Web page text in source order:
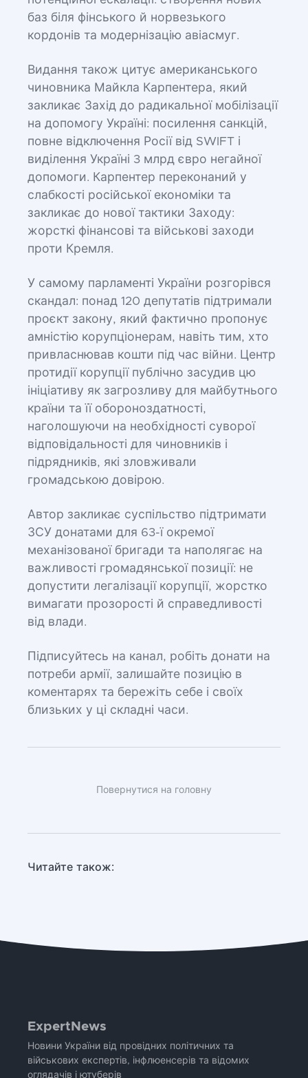
баз біля фінського й норвезького
кордонів та модернізацію авіасмуг.
Видання також цитує американського
чиновника Майкла Карпентера, який
закликає Захід до радикальної мобілізації
на допомогу Україні: посилення санкцій,
повне відключення Росії від SWIFT і
виділення Україні 3 млрд євро негайної
допомоги. Карпентер переконаний у
слабкості російської економіки та
закликає до нової тактики Заходу:
жорсткі фінансові та військові заходи
проти Кремля.
У самому парламенті України розгорівся
скандал: понад 120 депутатів підтримали
проєкт закону, який фактично пропонує
амністію корупціонерам, навіть тим, хто
привласнював кошти під час війни. Центр
протидії корупції публічно засудив цю
ініціативу як загрозливу для майбутнього
країни та її обороноздатності,
наголошуючи на необхідності суворої
відповідальності для чиновників і
підрядників, які зловживали
громадською довірою.
Автор закликає суспільство підтримати
ЗСУ донатами для 63-ї окремої
механізованої бригади та наполягає на
важливості громадянської позиції: не
допустити легалізації корупції, жорстко
вимагати прозорості й справедливості
від влади.
Підписуйтесь на канал, робіть донати на
потреби армії, залишайте позицію в
коментарях та бережіть себе і своїх
близьких у ці складні часи.
Повернутися на головну
Читайте також:
ExpertNews
Новини України від провідних політичних та
військових експертів, інфлюенсерів та відомих
оглядачів і ютуберів